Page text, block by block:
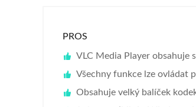
PROS
VLC Media Player obsahuje
Všechny funkce lze ovládat
Obsahuje velký balíček